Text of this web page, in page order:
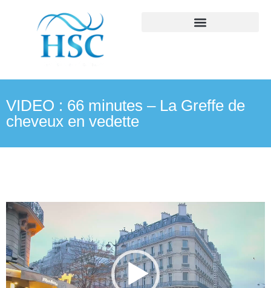
VIDEO : 66 minutes – La Greffe de
cheveux en vedette
Lecteur
vidéo